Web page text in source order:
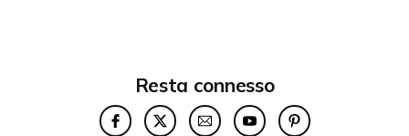
Resta connesso